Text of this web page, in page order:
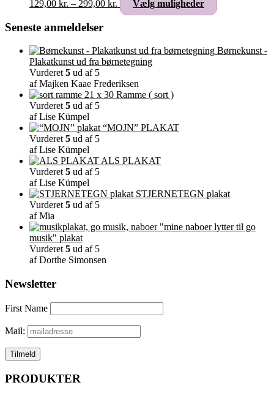
varesiden
129,00 kr. – 299,00 kr. Prisinterval:
129,00 kr.
Vælg muligheder
vare
varianter.
Mulighederne
Seneste anmeldelser
Børnekunst -
Plakatkunst ud fra børnetegning
Vurderet5 ud af 5
af Majken Kaae Frederiksen
Ramme ( sort )
Vurderet5 ud af 5
af Lise Kümpel
“MOJN” PLAKAT
Vurderet5 ud af 5
af Lise Kümpel
ALS PLAKAT
Vurderet5 ud af 5
af Lise Kümpel
STJERNETEGN plakat
Vurderet5 ud af 5
af Mia
"mine naboer lytter til go
musik" plakat
Vurderet5 ud af 5
af Dorthe Simonsen
Newsletter
First Name
Mail:
PRODUKTER